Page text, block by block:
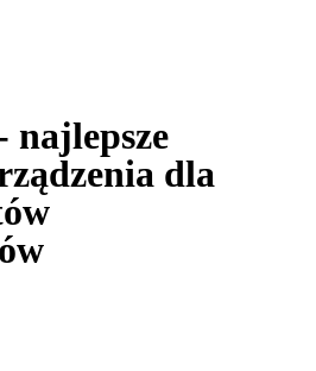
najlepsze
dla